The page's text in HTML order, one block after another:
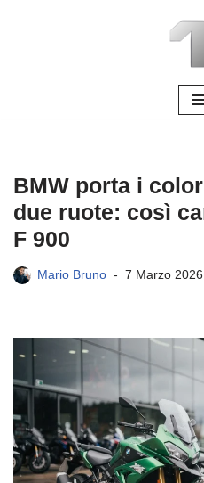
BMW porta i
due ruote: così
F 900
Mario Bruno 7 Marzo 2026